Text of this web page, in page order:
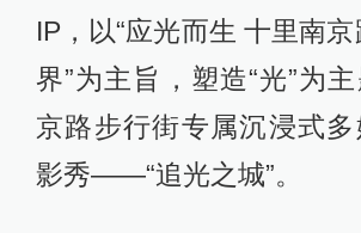
IP，以“应光而生 十里南
界”为主旨，塑造“光”为
京路步行街专属沉浸式
影秀——“追光之城”。